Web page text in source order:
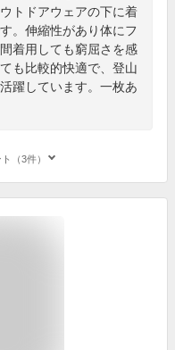
トドアウェアの下に着
。伸縮性があり体にフ
着用しても窮屈さを感
も比較的快適で、登山
躍しています。一枚あ
（3件）